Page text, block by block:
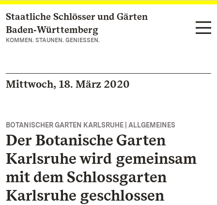
Zum Hauptinhalt springen
Staatliche Schlösser und Gärten
Baden‑Württemberg
KOMMEN. STAUNEN. GENIESSEN.
Mittwoch, 18. März 2020
BOTANISCHER GARTEN KARLSRUHE | ALLGEMEINES
Der Botanische Garten
Karlsruhe wird gemeinsam
mit dem Schlossgarten
Karlsruhe geschlossen